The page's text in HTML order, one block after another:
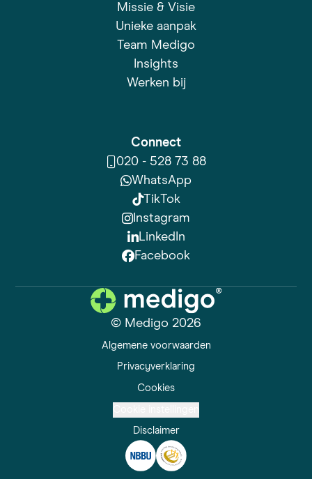
Missie & Visie
Unieke aanpak
Team Medigo
Insights
Werken bij
Connect
020 - 528 73 88
WhatsApp
TikTok
Instagram
LinkedIn
Facebook
© Medigo 2026
Algemene voorwaarden
Privacyverklaring
Cookies
Disclaimer